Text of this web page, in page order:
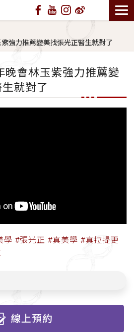
強力推薦變美找張光正醫生就對了
晚會林玉紫強力推薦變
就對了
學 #張光正 #真美學 #真拉提更
線上預約